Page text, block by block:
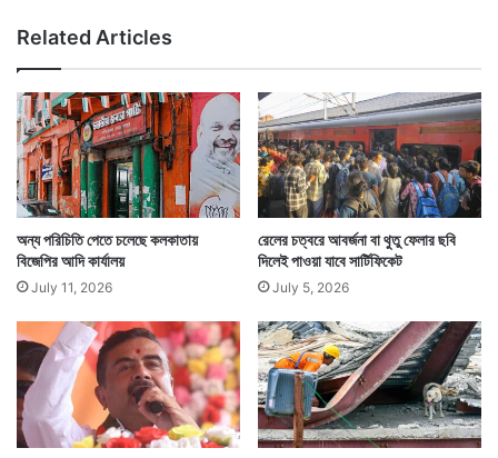
জে
র
হা
ম
লা
,
মৃ
ত
৬
Related Articles
অন্য পরিচিতি পেতে চলেছে কলকাতায়
বিজেপির আদি কার্যালয়
July 11, 2026
রেলের চত্বরে আবর্জনা বা থুতু ফেলার ছবি
দিলেই পাওয়া যাবে সার্টিফিকেট
July 5, 2026